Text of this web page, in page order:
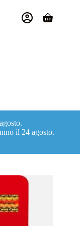
Carrello
il 24 agosto.